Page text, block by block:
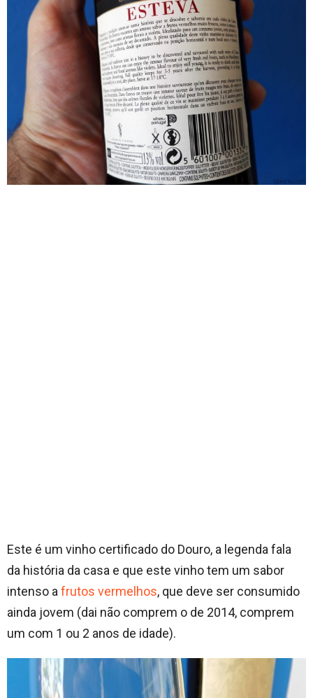
Este é um vinho certificado do Douro, a legenda fala
da história da casa e que este vinho tem um sabor
intenso a frutos vermelhos, que deve ser consumido
ainda jovem (dai não comprem o de 2014, comprem
um com 1 ou 2 anos de idade).